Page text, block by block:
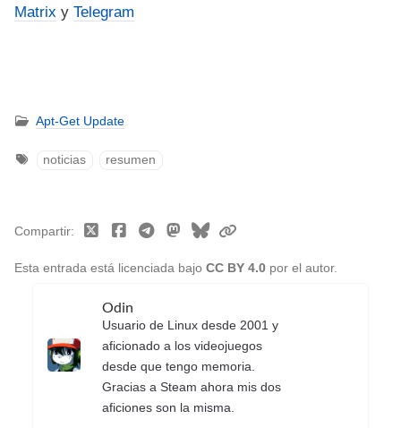
Matrix y Telegram
Apt-Get Update
noticias resumen
Esta entrada está licenciada bajo CC BY 4.0 por el autor.
Compartir
Odin
Usuario de Linux desde 2001 y
aficionado a los videojuegos
desde que tengo memoria.
Gracias a Steam ahora mis dos
aficiones son la misma.